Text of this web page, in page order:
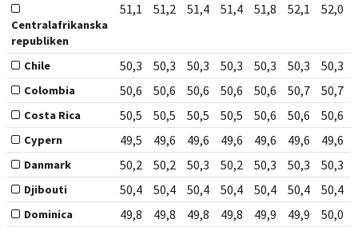
Centralafrikanska
republiken
51,1 51,2 51,4 51,4 51,8 52,1 52,0
Chile 50,3 50,3 50,3 50,3 50,3 50,3 50,3
Colombia 50,6 50,6 50,6 50,6 50,6 50,7 50,7
Costa Rica 50,5 50,5 50,5 50,5 50,6 50,6 50,6
Cypern 49,5 49,6 49,6 49,6 49,6 49,6 49,6
Danmark 50,2 50,2 50,3 50,2 50,3 50,3 50,3
Djibouti 50,4 50,4 50,4 50,4 50,4 50,4 50,4
Dominica 49,8 49,8 49,8 49,8 49,9 49,9 50,0